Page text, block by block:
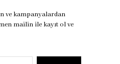
ve kampanyalardan
mailin ile kayıt ol ve